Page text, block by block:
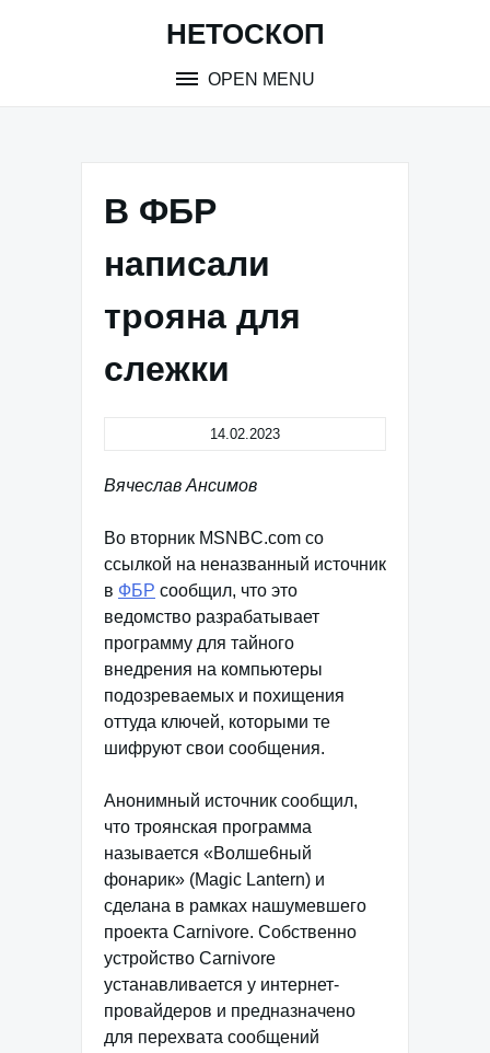
НЕТОСКОП
OPEN MENU
В ФБР
написали
трояна для
слежки
14.02.2023
Вячеслав Ансимов
Во вторник MSNBC.com со
ссылкой на неназванный источник
в ФБР сообщил, что это
ведомство разрабатывает
программу для тайного
внедрения на компьютеры
подозреваемых и похищения
оттуда ключей, которыми те
шифруют свои сообщения.
Анонимный источник сообщил,
что троянская программа
называется «Волше6ный
фонарик» (Magic Lantern) и
сделана в рамках нашумевшего
проекта Carnivore. Собственно
устройство Carnivore
устанавливается у интернет-
провайдеров и предназначено
для перехвата сообщений